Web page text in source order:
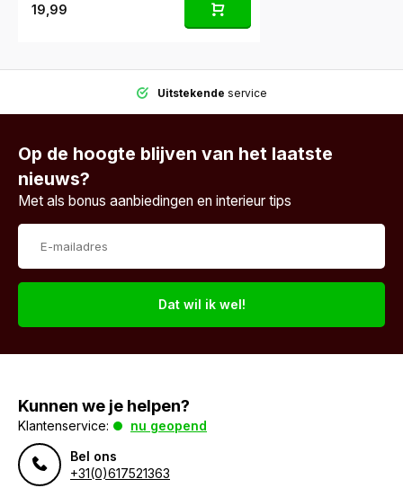
19,99
Uitstekende service
Op de hoogte blijven van het laatste
nieuws?
Met als bonus aanbiedingen en interieur tips
Dat wil ik wel!
Kunnen we je helpen?
Klantenservice:
nu geopend
Bel ons
+31(0)617521363